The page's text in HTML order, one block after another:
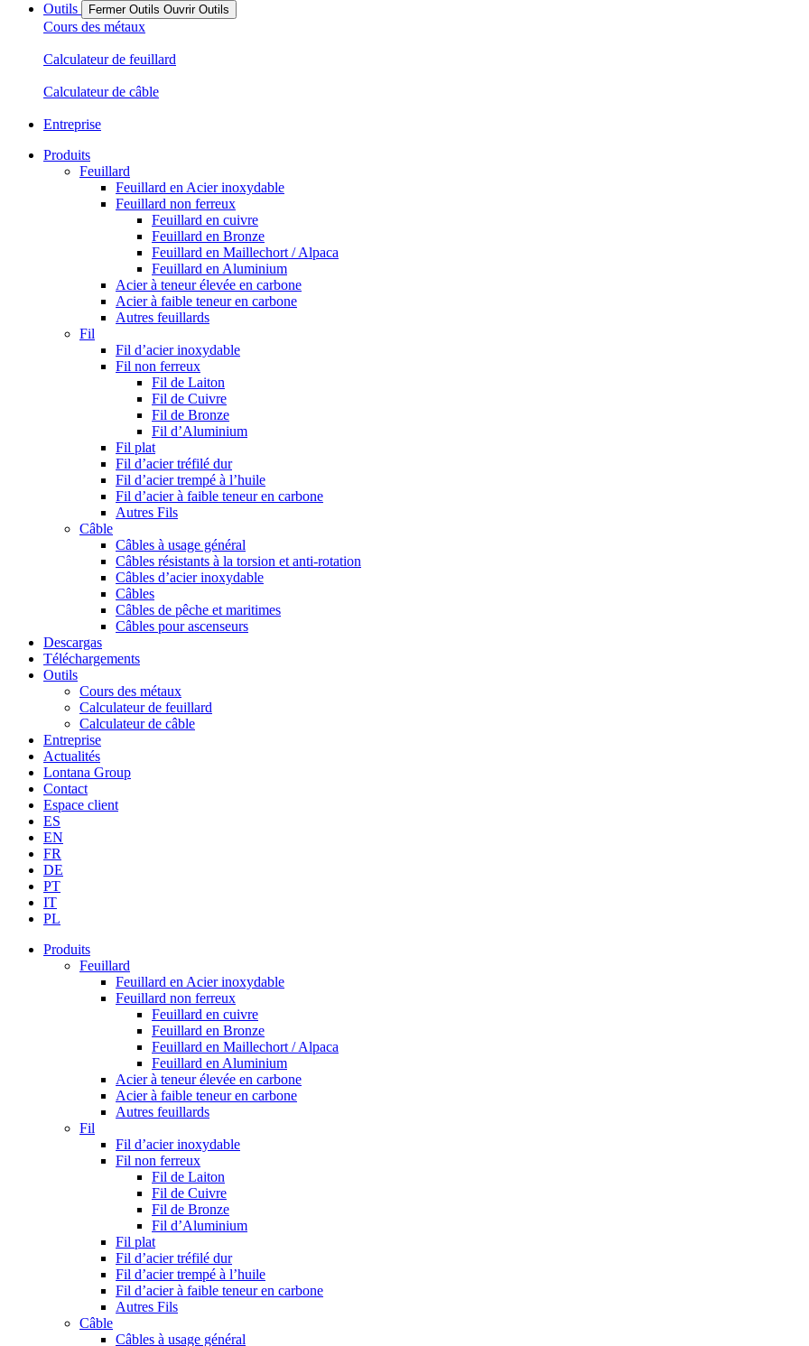
Outils
Fermer Outils Ouvrir Outils
Cours des métaux
Calculateur de feuillard
Calculateur de câble
Entreprise
Produits
Feuillard
Feuillard en Acier inoxydable
Feuillard non ferreux
Feuillard en cuivre
Feuillard en Bronze
Feuillard en Maillechort / Alpaca
Feuillard en Aluminium
Acier à teneur élevée en carbone
Acier à faible teneur en carbone
Autres feuillards
Fil
Fil d’acier inoxydable
Fil non ferreux
Fil de Laiton
Fil de Cuivre
Fil de Bronze
Fil d’Aluminium
Fil plat
Fil d’acier tréfilé dur
Fil d’acier trempé à l’huile
Fil d’acier à faible teneur en carbone
Autres Fils
Câble
Câbles à usage général
Câbles résistants à la torsion et anti-rotation
Câbles d’acier inoxydable
Câbles
Câbles de pêche et maritimes
Câbles pour ascenseurs
Descargas
Téléchargements
Outils
Cours des métaux
Calculateur de feuillard
Calculateur de câble
Entreprise
Actualités
Lontana Group
Contact
Espace client
ES
EN
FR
DE
PT
IT
PL
Produits
Feuillard
Feuillard en Acier inoxydable
Feuillard non ferreux
Feuillard en cuivre
Feuillard en Bronze
Feuillard en Maillechort / Alpaca
Feuillard en Aluminium
Acier à teneur élevée en carbone
Acier à faible teneur en carbone
Autres feuillards
Fil
Fil d’acier inoxydable
Fil non ferreux
Fil de Laiton
Fil de Cuivre
Fil de Bronze
Fil d’Aluminium
Fil plat
Fil d’acier tréfilé dur
Fil d’acier trempé à l’huile
Fil d’acier à faible teneur en carbone
Autres Fils
Câble
Câbles à usage général